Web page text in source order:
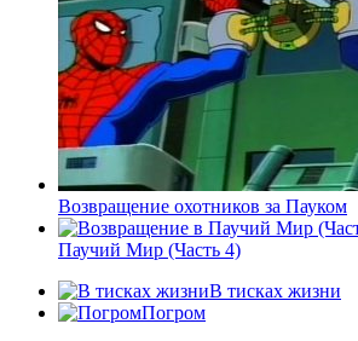
Возвращение охотников за Пауком
Паучий Мир (Часть 4)
В тисках жизни
Погром